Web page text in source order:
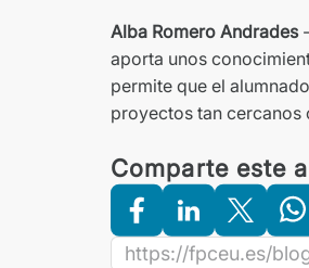
Alba Romero Andrades-
aporta unos
permite que el
proyectos tan cercanos
Comparte este